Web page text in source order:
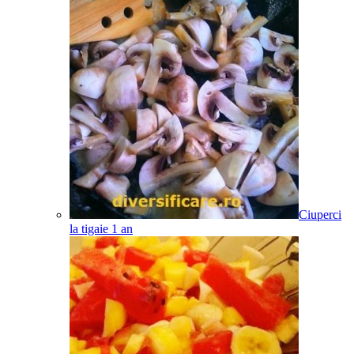
Ciuperci
la tigaie 1 an